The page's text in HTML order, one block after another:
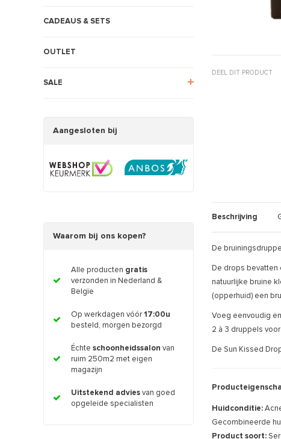
CADEAUS & SETS
OUTLET
SALE
Aangesloten bij
Waarom bij ons kopen?
Alle producten gratis
verzonden in Nederland &
Belgïe
Op werkdagen vóór 17:00u
besteld, morgen bezorgd
Échte schoonheidssalon van
ruim 250m2 met eigen
magazijn
Uitstekend advies van goed
opgeleide specialisten
DEEL DIT PRODUCT
Beschrijving
De
De drops bevatten
natuurlijke bruine
(opperhuid) een
Voeg eenvoudig
2 à 3 druppels
De Sun Kissed
Huidconditie:
Gecombineerde
Product soort: